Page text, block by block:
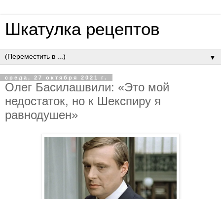
Шкатулка рецептов
▼
среда, 27 октября 2021 г.
Олег Басилашвили: «Это мой
недостаток, но к Шекспиру я
равнодушен»